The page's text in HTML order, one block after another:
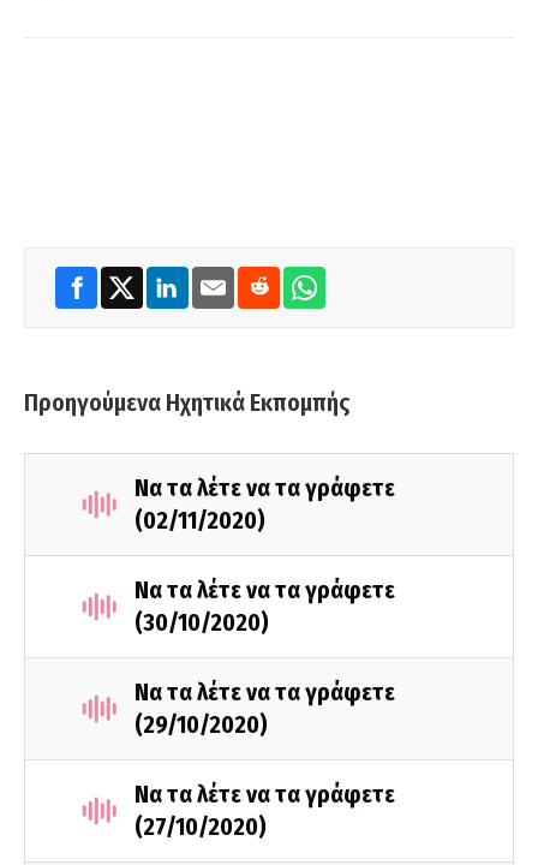
Προηγούμενα Ηχητικά Εκπομπής
Να τα λέτε να τα γράφετε
(02/11/2020)
Να τα λέτε να τα γράφετε
(30/10/2020)
Να τα λέτε να τα γράφετε
(29/10/2020)
Να τα λέτε να τα γράφετε
(27/10/2020)